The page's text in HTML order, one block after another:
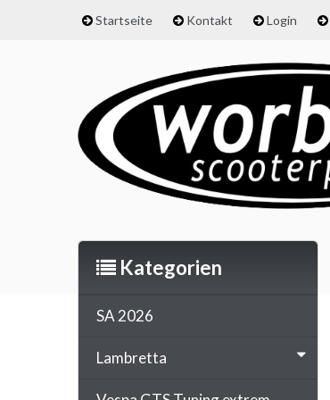
Startseite Kontakt Login
Kategorien
SA 2026
Lambretta